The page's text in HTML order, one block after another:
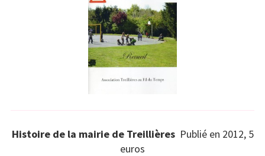
Histoire de la mairie de TreillièresPublié en 2012, 5
euros